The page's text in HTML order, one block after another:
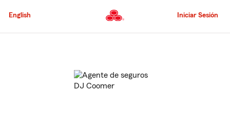
al
principal
English Iniciar Sesión